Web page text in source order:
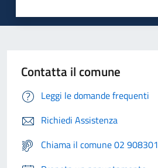
Contatta il comune
Leggi le domande frequenti
Richiedi Assistenza
Chiama il comune 02 908301